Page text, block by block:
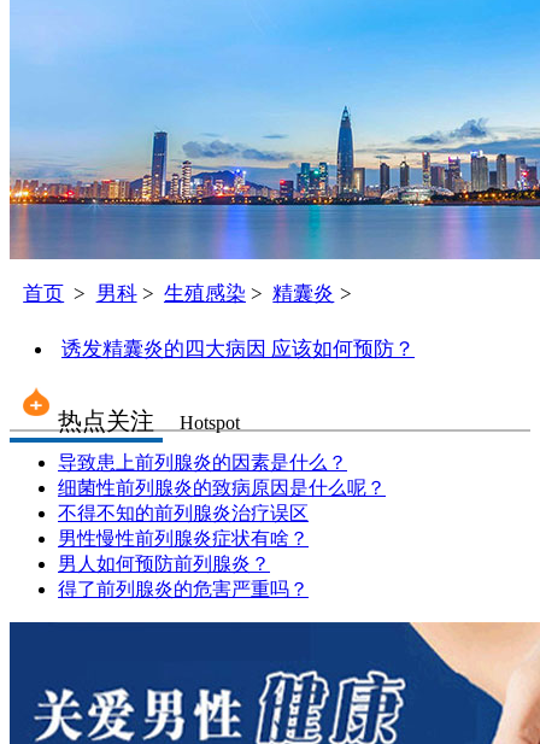
首页 > 男科 > 生殖感染 > 精囊炎 >
诱发精囊炎的四大病因 应该如何预防？
热点关注
Hotspot
导致患上前列腺炎的因素是什么？
细菌性前列腺炎的致病原因是什么呢？
不得不知的前列腺炎治疗误区
男性慢性前列腺炎症状有啥？
男人如何预防前列腺炎？
得了前列腺炎的危害严重吗？